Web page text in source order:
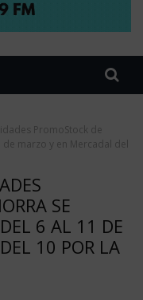
PromoStock de
marzo y en Mercadal del
SE
6 AL 11 DE
10 POR LA